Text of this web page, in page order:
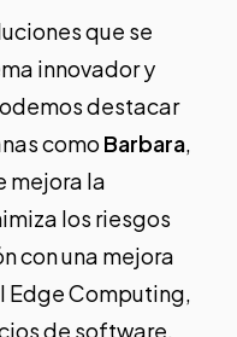
que se
innovador y
destacar
como Barbara,
mejora la
los riesgos
con una mejora
Edge Computing,
de software,